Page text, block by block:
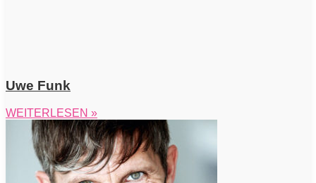
Uwe Funk
WEITERLESEN »